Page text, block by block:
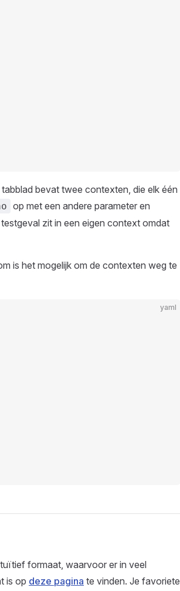
bevat twee contexten, die elk één
op met een andere parameter en
testgeval zit in een eigen context omdat
is het mogelijk om de contexten weg te
yaml
formaat, waarvoor er in veel
is op deze pagina te vinden. Je favoriete